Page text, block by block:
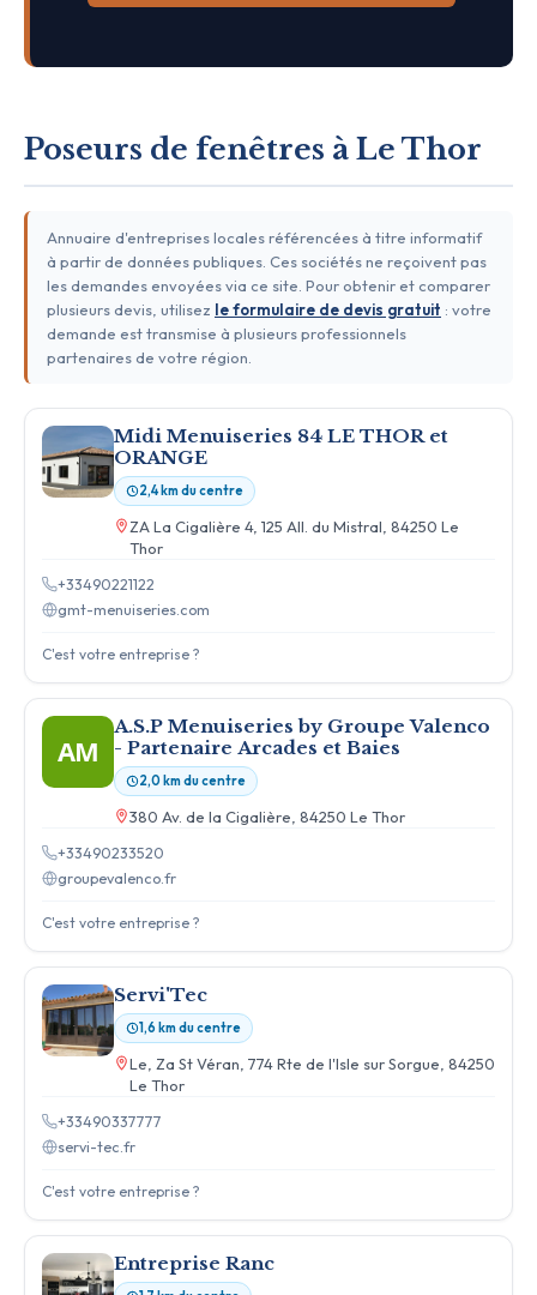
Poseurs de fenêtres à Le Thor
Annuaire d'entreprises locales référencées à titre informatif
à partir de données publiques. Ces sociétés ne reçoivent pas
les demandes envoyées via ce site. Pour obtenir et comparer
plusieurs devis, utilisez le formulaire de devis gratuit : votre
demande est transmise à plusieurs professionnels
partenaires de votre région.
Midi Menuiseries 84 LE THOR et
ORANGE
2,4 km du centre
ZA La Cigalière 4, 125 All. du Mistral, 84250 Le
Thor
+33490221122
gmt-menuiseries.com
C'est votre entreprise ?
AM
A.S.P Menuiseries by Groupe Valenco
- Partenaire Arcades et Baies
2,0 km du centre
380 Av. de la Cigalière, 84250 Le Thor
+33490233520
groupevalenco.fr
C'est votre entreprise ?
Servi'Tec
1,6 km du centre
Le, Za St Véran, 774 Rte de l'Isle sur Sorgue, 84250
Le Thor
+33490337777
servi-tec.fr
C'est votre entreprise ?
Entreprise Ranc